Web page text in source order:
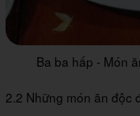
Ba ba hấp - Món
2.2 Những món ăn độc